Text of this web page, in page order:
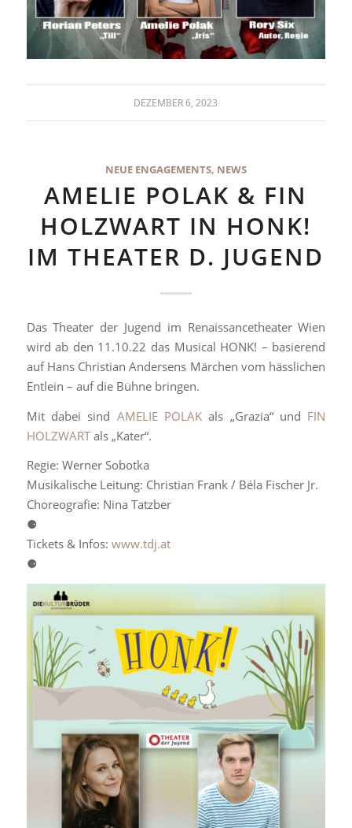
DEZEMBER 6, 2023
NEUE ENGAGEMENTS, NEWS
AMELIE POLAK & FIN
HOLZWART IN HONK!
IM THEATER D. JUGEND
Das Theater der Jugend im Renaissancetheater Wien
wird ab den 11.10.22 das Musical HONK! – basierend
auf Hans Christian Andersens Märchen vom hässlichen
Entlein – auf die Bühne bringen.
Mit dabei sind AMELIE POLAK als „Grazia“ und FIN
HOLZWARTals „Kater“.
Regie: Werner Sobotka
Musikalische Leitung: Christian Frank / Béla Fischer Jr.
Choreografie: Nina Tatzber
⚈
Tickets & Infos: www.tdj.at
⚈